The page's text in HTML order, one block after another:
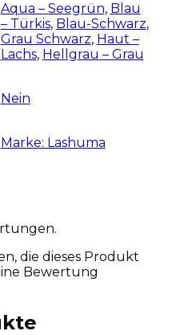
Aqua – Seegrün, Blau
– Türkis, Blau-Schwarz,
Grau Schwarz, Haut –
Lachs, Hellgrau – Grau
Nein
Marke: Lashuma
die dieses Produkt
Bewertung